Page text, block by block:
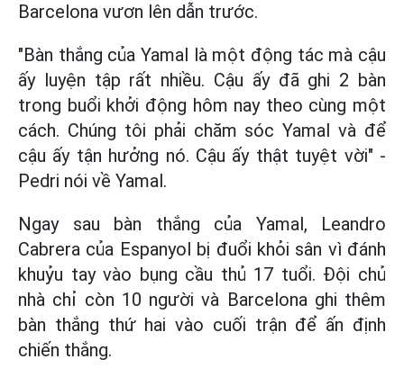
Barcelona vươn lên dẫn trước.
"Bàn thắng của Yamal là một động tác mà cậu
ấy luyện tập rất nhiều. Cậu ấy đã ghi 2 bàn
trong buổi khởi động hôm nay theo cùng một
cách. Chúng tôi phải chăm sóc Yamal và để
cậu ấy tận hưởng nó. Cậu ấy thật tuyệt vời" -
Pedri nói về Yamal.
Ngay sau bàn thắng của Yamal, Leandro
Cabrera của Espanyol bị đuổi khỏi sân vì đánh
khuỷu tay vào bụng cầu thủ 17 tuổi. Đội chủ
nhà chỉ còn 10 người và Barcelona ghi thêm
bàn thắng thứ hai vào cuối trận để ấn định
chiến thắng.